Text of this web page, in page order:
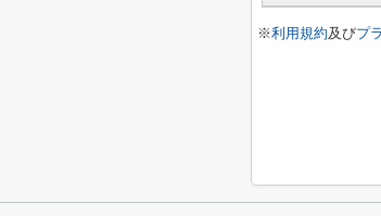
※利用規約及びプ